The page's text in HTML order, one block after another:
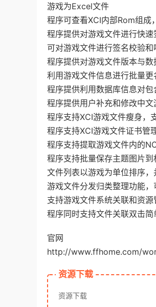
游戏为Excel文件
程序可查看XCI内部Rom组成
程序提供对游戏文件进行快
可对游戏文件进行签名校验
程序提供对游戏文件版本与
利用游戏文件信息进行批量
程序提供利用数据库信息对
程序提供用户补充和修改中
程序支持XCI游戏文件瘦身，
程序支持XCI游戏文件证书管
程序支持提取游戏文件内的
程序支持批量保存主题图片
文件列表以游戏为单位排序
游戏文件分发归类整理功能
支持游戏文件系统关联和资
程序同时支持文件关联双击
官网
http://www.ffhome.com/
资源下载
资源下载